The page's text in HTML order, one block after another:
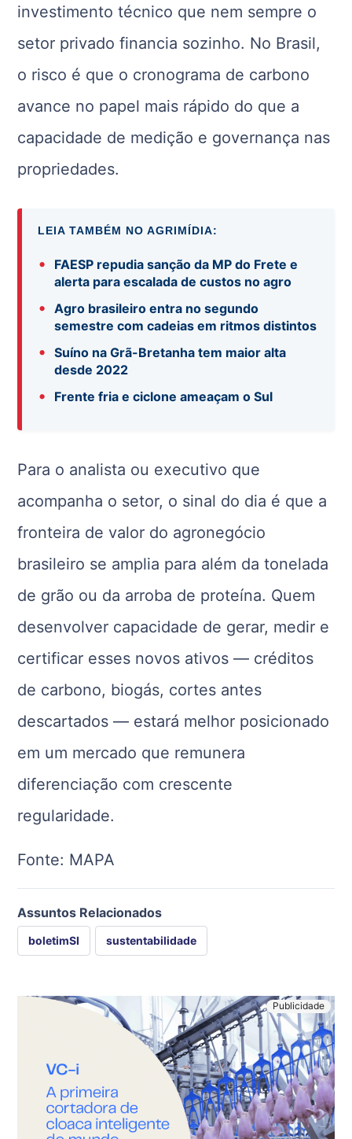
investimento técnico que nem sempre o
setor privado financia sozinho. No Brasil,
o risco é que o cronograma de carbono
avance no papel mais rápido do que a
capacidade de medição e governança nas
propriedades.
LEIA TAMBÉM NO AGRIMÍDIA:
•
FAESP repudia sanção da MP do Frete e
alerta para escalada de custos no agro
•
Agro brasileiro entra no segundo
semestre com cadeias em ritmos distintos
•
Suíno na Grã-Bretanha tem maior alta
desde 2022
• Frente fria e ciclone ameaçam o Sul
Para o analista ou executivo que
acompanha o setor, o sinal do dia é que a
fronteira de valor do agronegócio
brasileiro se amplia para além da tonelada
de grão ou da arroba de proteína. Quem
desenvolver capacidade de gerar, medir e
certificar esses novos ativos — créditos
de carbono, biogás, cortes antes
descartados — estará melhor posicionado
em um mercado que remunera
diferenciação com crescente
regularidade.
Fonte: MAPA
Assuntos Relacionados
boletimSI sustentabilidade